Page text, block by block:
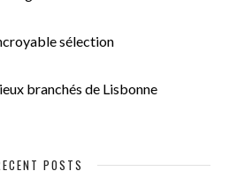
sélection
branchés de Lisbonne
POSTS